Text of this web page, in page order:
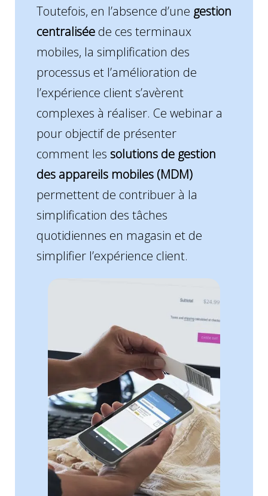
Toutefois, en l’absence d’une gestion
centraliséede ces terminaux
mobiles, la simplification des
processus et l’amélioration de
l’expérience client s’avèrent
complexes à réaliser. Ce webinar a
pour objectif de présenter
comment les solutions de gestion
des appareils mobiles (MDM)
permettent de contribuer à la
simplification des tâches
quotidiennes en magasin et de
simplifier l’expérience client.